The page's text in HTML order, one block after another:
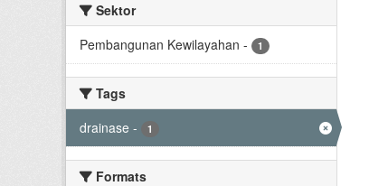
Sektor
Pembangunan Kewilayahan - 1
Tags
drainase - 1
Formats